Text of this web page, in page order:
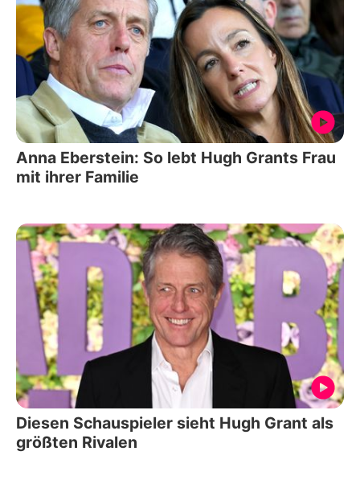
Anna Eberstein: So lebt Hugh Grants Frau
mit ihrer Familie
Diesen Schauspieler sieht Hugh Grant als
größten Rivalen